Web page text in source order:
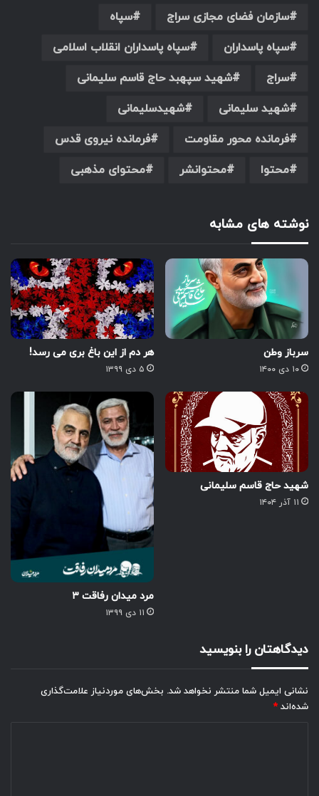
سازمان فضای مجازی سراج
سپاه
سپاه پاسداران
سپاه پاسداران انقلاب اسلامی
سراج
شهید سپهبد حاج قاسم سلیمانی
شهید سلیمانی
شهیدسلیمانی
فرمانده محور مقاومت
فرمانده نیروی قدس
محتوا
محتوانشر محتوای مذهبی
نوشته های مشابه
سرباز وطن
۱۰ دی ۱۴۰۰
هر دم از این باغ بری می رسد!
۵ دی ۱۳۹۹
شهید حاج قاسم سلیمانی
۱۱ آذر ۱۴۰۴
مرد میدان رفاقت ۳
۱۱ دی ۱۳۹۹
دیدگاهتان را بنویسید
نشانی ایمیل شما منتشر نخواهد شد. بخش‌های موردنیاز علامت‌گذاری
شده‌اند *